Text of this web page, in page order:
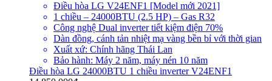
Điều hòa LG V24ENF1 [Model mới 2021]
1 chiều – 24000BTU (2.5 HP) – Gas R32
Công nghệ Dual inverter tiết kiệm điện 70%
Dàn đồng, cánh tản nhiệt mạ vàng bền bỉ với thời gian
Xuất xứ: Chính hãng Thái Lan
Bảo hành: Máy 2 năm, máy nén 10 năm
Điều hòa LG 24000BTU 1 chiều inverter V24ENF1